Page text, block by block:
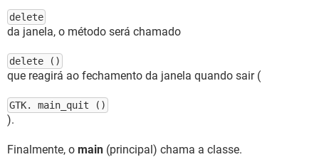
delete
da janela, o método será chamado
delete ()
que reagirá ao fechamento da janela quando sair (
GTK. main_quit ()
).
Finalmente, o main (principal) chama a classe.